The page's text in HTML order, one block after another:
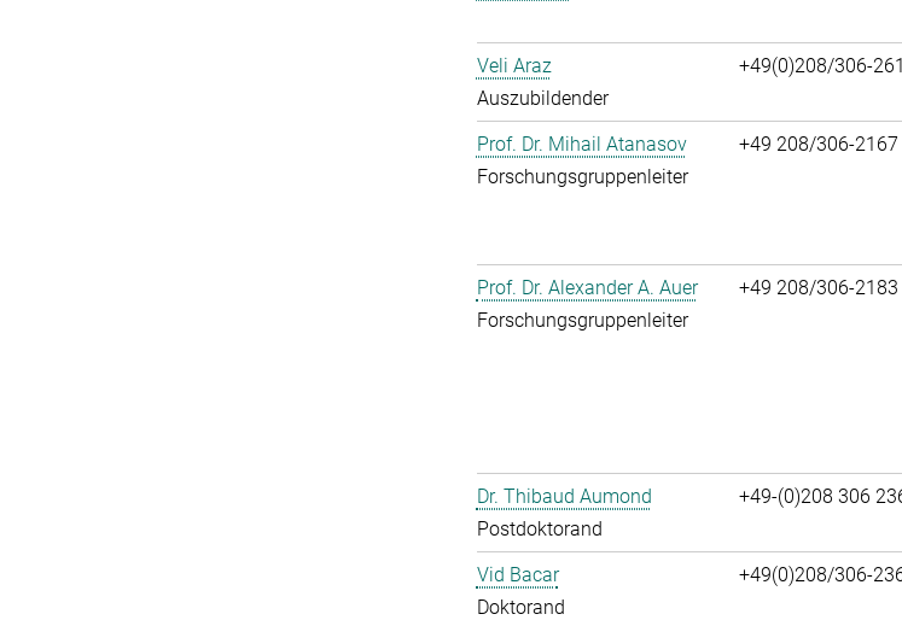
Veli Araz
Auszubildender
+49(0)208/306-
Prof. Dr. Mihail Atanasov
Forschungsgruppenleiter
+49 208/306-2167
Prof. Dr. Alexander A. Auer
Forschungsgruppenleiter
+49 208/306-2183
Dr. Thibaud Aumond
Postdoktorand
+49-(0)208 306
Vid Bacar
Doktorand
+49(0)208/306-